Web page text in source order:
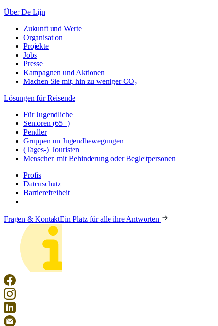
Über De Lijn
Zukunft und Werte
Organisation
Projekte
Jobs
Presse
Kampagnen und Aktionen
Machen Sie mit, hin zu weniger CO₂
Lösungen für Reisende
Für Jugendliche
Senioren (65+)
Pendler
Gruppen un Jugendbewegungen
(Tages-) Touristen
Menschen mit Behinderung oder Begleitpersonen
Profis
Datenschutz
Barrierefreiheit
Fragen & KontaktEin Platz für alle ihre Antworten